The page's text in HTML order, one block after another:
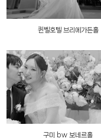
퀸벨호텔 브리에가든홀
구미 bw 보네르홀